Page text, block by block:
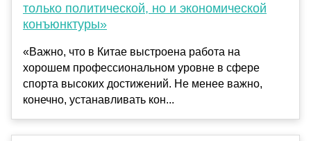
только политической, но и экономической
конъюнктуры»
«Важно, что в Китае выстроена работа на
хорошем профессиональном уровне в сфере
спорта высоких достижений. Не менее важно,
конечно, устанавливать кон...